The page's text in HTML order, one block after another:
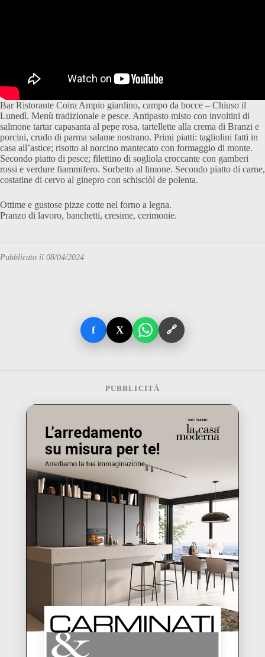
Bar Ristorante Coira Ampio giardino, campo da bocce – Chiuso il
Lunedì. Menù tradizionale e pesce. Antipasto misto con involtini di
salmone tartar capasanta al pepe rosa, tartellette alla crema di Branzi e
porcini, crudo di parma salame nostrano. Primi piatti: tagliolini fatti in
casa all’astice; risotto al norcino mantecato con formaggio di monte.
Secondo piatto di pesce; filettino di sogliola croccante con gamberi
rossi e verdure fiammifero. Sorbetto al limone. Secondo piatto di carne,
costatine di cervo al ginepro con schisciòl de polenta.
Ottime e gustose pizze cotte nel forno a legna.
Pranzo di lavoro, banchetti, cresime, cerimonie.
Pubblicato il 08/04/2024
f X 🔗
PUBBLICITÀ